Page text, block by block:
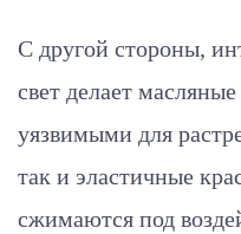
С другой стороны,
свет делает
уязвимыми для
так и эластичные
сжимаются под